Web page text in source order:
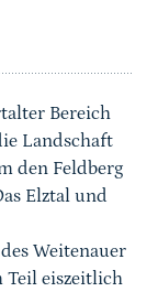
Bereich
Landschaft
den Feldberg
Elztal und
Weitenauer
Teil eiszeitlich